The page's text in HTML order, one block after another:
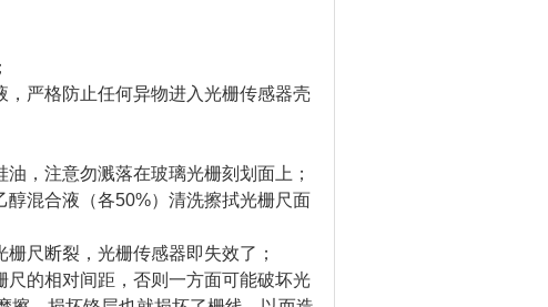
严格防止任何异物进入光栅传感器壳
，注意勿溅落在玻璃光栅刻划面上；
混合液（各50%）清洗擦拭光栅尺面
尺断裂，光栅传感器即失效了；
的相对间距，否则一方面可能破坏光